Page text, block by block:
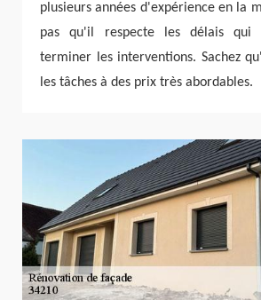
plusieurs années d'expérience en la
pas qu'il respecte les délais qui
terminer les interventions. Sachez
les tâches à des prix très abordables.